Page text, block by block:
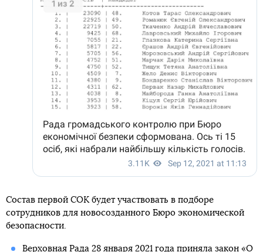
Состав первой СОК будет участвовать в подборе
сотрудников для новосозданного Бюро экономической
безопасности.
Верховная Рада 28 января 2021 года приняла закон «О